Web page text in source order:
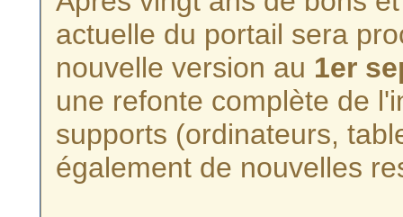
actuelle du portail sera
nouvelle version au 1er
une refonte complète de
supports (ordinateurs,
également de nouvelles